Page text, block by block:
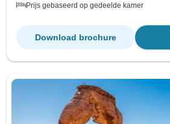
Prijs gebaseerd op gedeelde kamer
Download brochure